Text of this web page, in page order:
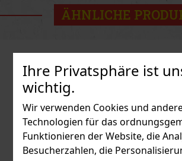
Ihre Privatsphäre ist
wichtig.
Wir verwenden Cookies und
Technologien für das
Funktionieren der Website, die
Besucherzahlen, die
ÄHNLICHE